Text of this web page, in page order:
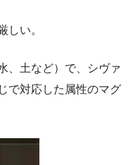
しい。
、土など）で、シヴァ
で対応した属性のマグ